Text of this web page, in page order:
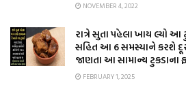
NOVEMBER 4, 2022
રાત્રે સુતા પહેલા ખાય લ્યો
સહિત આ 6 સમસ્યાને કરશે
જાણતા આ સામાન્ય ટુકડાના
FEBRUARY 1, 2025